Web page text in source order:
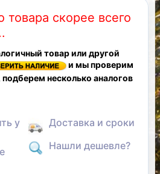
товара скорее всего
товар или другой
и мы проверим
несколько аналогов
у
Доставка и сроки
Нашли дешевле?